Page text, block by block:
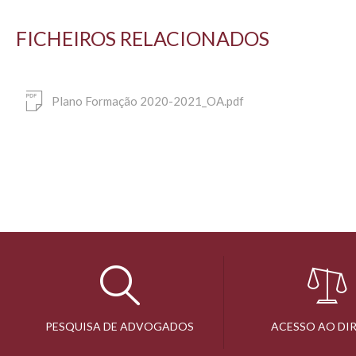
FICHEIROS RELACIONADOS
Plano Formação 2020-2021_OA.pdf
PESQUISA DE ADVOGADOS ACESSO AO